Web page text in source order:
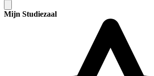
Mijn Studiezaal